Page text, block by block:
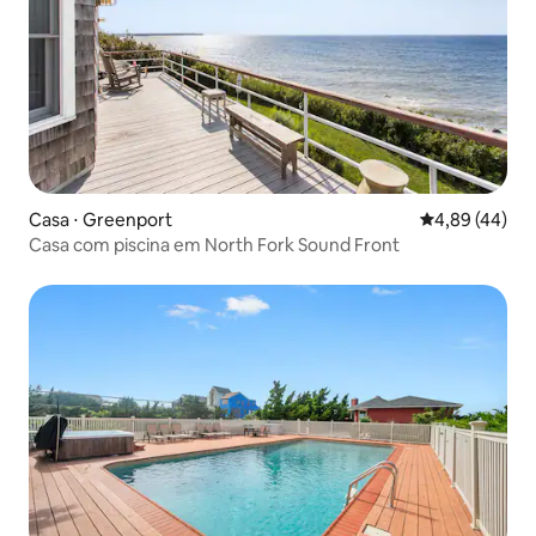
Casa ⋅ Greenport 4,89 de uma
4,89 (44)
Casa com piscina em North Fork Sound Front